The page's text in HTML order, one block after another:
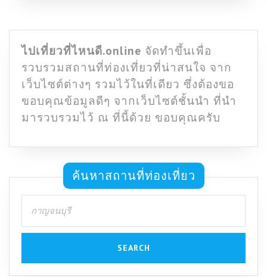
ไปเที่ยวที่ไหนดี.online จัดทำขึ้นเพื่อ
รวบรวมสถานที่ท่องเที่ยวที่น่าสนใจ จาก
เว็บไซต์ต่างๆ รวมไว้ในที่เดียว ซึ่งต้องขอ
ขอบคุณข้อมูลดีๆ จากเว็บไซต์ชั้นนำ ที่นำ
มารวบรวมไว้ ณ ที่นี้ด้วย ขอบคุณครับ
ค้นหาสถานที่ท่องเที่ยว
for: